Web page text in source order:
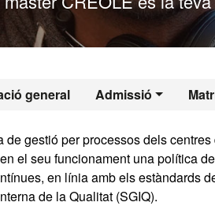
general Admissió
de gestió per processos dels
el seu funcionament una política
en línia amb els estàndards
de la Qualitat (SGIQ).